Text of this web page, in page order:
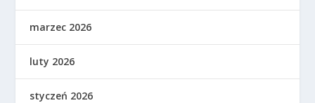
marzec 2026
luty 2026
styczeń 2026